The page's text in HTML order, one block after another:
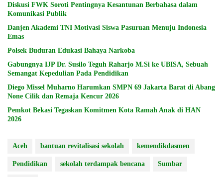
Diskusi FWK Soroti Pentingnya Kesantunan Berbahasa dalam
Komunikasi Publik
Danjen Akademi TNI Motivasi Siswa Pasuruan Menuju Indonesia
Emas
Polsek Buduran Edukasi Bahaya Narkoba
Gabungnya IJP Dr. Susilo Teguh Raharjo M.Si ke UBISA, Sebuah
Semangat Kepedulian Pada Pendidikan
Diego Missel Muharno Harumkan SMPN 69 Jakarta Barat di Abang
None Cilik dan Remaja Kencur 2026
Pemkot Bekasi Tegaskan Komitmen Kota Ramah Anak di HAN
2026
Aceh bantuan revitalisasi sekolah kemendikdasmen
Pendidikan sekolah terdampak bencana Sumbar